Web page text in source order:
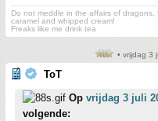
Do not meddle in the affairs of
caramel and whipped cream!
Freaks like me drink tea
• vrijdag 3
ToT
Op vrijdag 3 juli
volgende: